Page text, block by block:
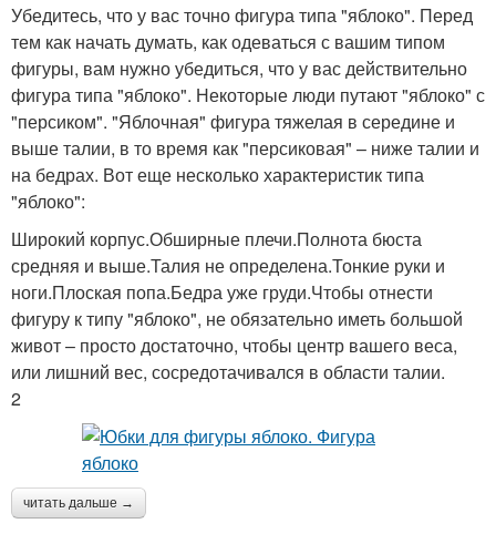
Убедитесь, что у вас точно фигура типа "яблоко". Перед
тем как начать думать, как одеваться с вашим типом
фигуры, вам нужно убедиться, что у вас действительно
фигура типа "яблоко". Некоторые люди путают "яблоко" с
"персиком". "Яблочная" фигура тяжелая в середине и
выше талии, в то время как "персиковая" – ниже талии и
на бедрах. Вот еще несколько характеристик типа
"яблоко":
Широкий корпус.Обширные плечи.Полнота бюста
средняя и выше.Талия не определена.Тонкие руки и
ноги.Плоская попа.Бедра уже груди.Чтобы отнести
фигуру к типу "яблоко", не обязательно иметь большой
живот – просто достаточно, чтобы центр вашего веса,
или лишний вес, сосредотачивался в области талии.
2
читать дальше →